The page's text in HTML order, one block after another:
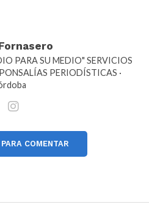
PARA SU MEDIO" SERVICIOS
PERIODÍSTICAS ·
COMENTAR